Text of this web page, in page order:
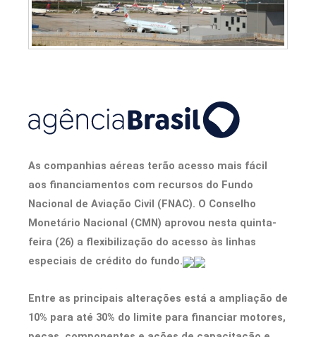
As companhias aéreas terão acesso mais fácil
aos financiamentos com recursos do Fundo
Nacional de Aviação Civil (FNAC). O Conselho
Monetário Nacional (CMN) aprovou nesta quinta-
feira (26) a flexibilização do acesso às linhas
especiais de crédito do fundo.
Entre as principais alterações está a ampliação de
10% para até 30% do limite para financiar motores,